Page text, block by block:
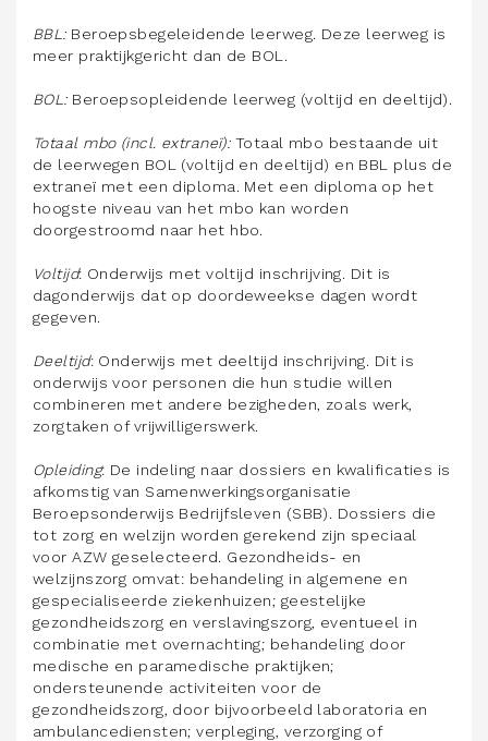
BBL: Beroepsbegeleidende leerweg. Deze leerweg is
meer praktijkgericht dan de BOL.
BOL:Beroepsopleidende leerweg (voltijd en deeltijd).
Totaal mbo (incl. extraneï): Totaal mbo bestaande uit
de leerwegen BOL (voltijd en deeltijd) en BBL plus de
extraneï met een diploma. Met een diploma op het
hoogste niveau van het mbo kan worden
doorgestroomd naar het hbo.
Voltijd: Onderwijs met voltijd inschrijving. Dit is
dagonderwijs dat op doordeweekse dagen wordt
gegeven.
Deeltijd: Onderwijs met deeltijd inschrijving. Dit is
onderwijs voor personen die hun studie willen
combineren met andere bezigheden, zoals werk,
zorgtaken of vrijwilligerswerk.
Opleiding: De indeling naar dossiers en kwalificaties is
afkomstig van Samenwerkingsorganisatie
Beroepsonderwijs Bedrijfsleven (SBB). Dossiers die
tot zorg en welzijn worden gerekend zijn speciaal
voor AZW geselecteerd. Gezondheids- en
welzijnszorg omvat: behandeling in algemene en
gespecialiseerde ziekenhuizen; geestelijke
gezondheidszorg en verslavingszorg, eventueel in
combinatie met overnachting; behandeling door
medische en paramedische praktijken;
ondersteunende activiteiten voor de
gezondheidszorg, door bijvoorbeeld laboratoria en
ambulancediensten; verpleging, verzorging of